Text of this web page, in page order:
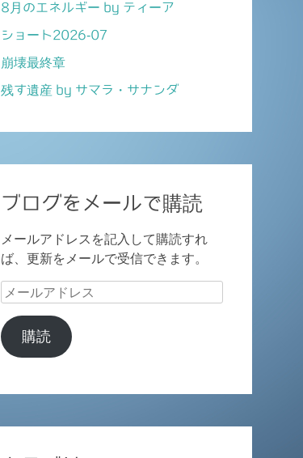
8月のエネルギー by ティーア
ショート2026-07
崩壊最終章
残す遺産 by サマラ・サナンダ
ブログをメールで購読
メールアドレスを記入して購読すれ
ば、更新をメールで受信できます。
メ
ル
ア
購読